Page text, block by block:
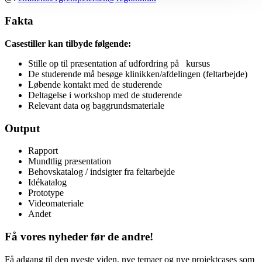
Fakta
Casestiller kan tilbyde følgende:
Stille op til præsentation af udfordring på kursus
De studerende må besøge klinikken/afdelingen (feltarbejde)
Løbende kontakt med de studerende
Deltagelse i workshop med de studerende
Relevant data og baggrundsmateriale
Output
Rapport
Mundtlig præsentation
Behovskatalog / indsigter fra feltarbejde
Idékatalog
Prototype
Videomateriale
Andet
Få vores nyheder før de andre!
Få adgang til den nyeste viden, nye temaer og nye projektcases som